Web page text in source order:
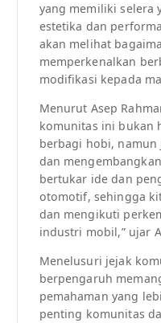
yang memiliki selera
estetika dan
akan melihat
memperkenalkan
modifikasi kepada
Menurut Asep
komunitas ini bukan
berbagi hobi,
dan
bertukar ide dan
otomotif, sehingga
dan mengikuti
industri mobil,” ujar
Menelusuri jejak
berpengaruh
pemahaman yang
penting komunitas